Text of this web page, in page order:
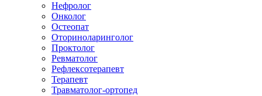
Нефролог
Онколог
Остеопат
Оториноларинголог
Проктолог
Ревматолог
Рефлексотерапевт
Терапевт
Травматолог-ортопед